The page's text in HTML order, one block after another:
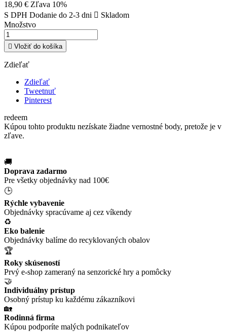
18,90 € Zľava 10%
S DPH Dodanie do 2-3 dni  Skladom
Množstvo
 Vložiť do košíka
Zdieľať
Zdieľať
Tweetnuť
Pinterest
redeem
Kúpou tohto produktu nezískate žiadne vernostné body, pretože je v
zľave.
🚚
Doprava zadarmo
Pre všetky objednávky nad 100€
🕒
Rýchle vybavenie
Objednávky spracúvame aj cez víkendy
♻️
Eko balenie
Objednávky balíme do recyklovaných obalov
🏆
Roky skúseností
Prvý e-shop zameraný na senzorické hry a pomôcky
🤝
Individuálny prístup
Osobný prístup ku každému zákazníkovi
🏡
Rodinná firma
Kúpou podporíte malých podnikateľov